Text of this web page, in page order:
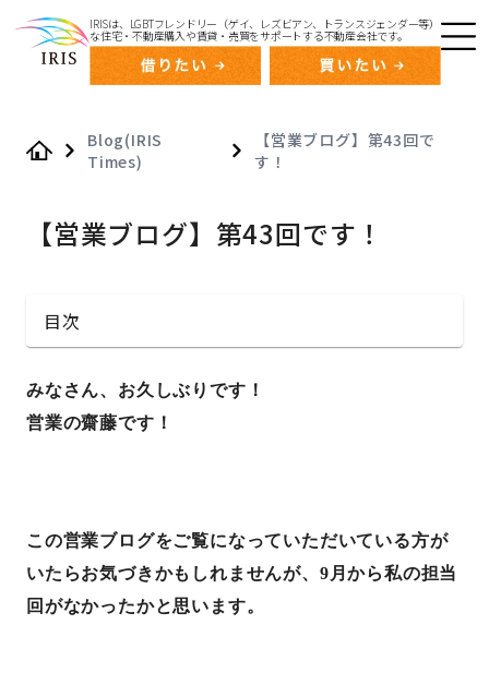
IRISは、LGBTフレンドリー（ゲイ、レズビアン、トランスジェンダー等）
な住宅・不動産購入や賃貸・売買をサポートする不動産会社です。
Blog(IRIS
Times)
【営業ブログ】第43回で
す！
【営業ブログ】第43回です！
みなさん、お久しぶりです！
営業の齋藤です！
この営業ブログをご覧になっていただいている方が
いたらお気づきかもしれませんが、 9 月から私の担当
回がなかったかと思います。
目次